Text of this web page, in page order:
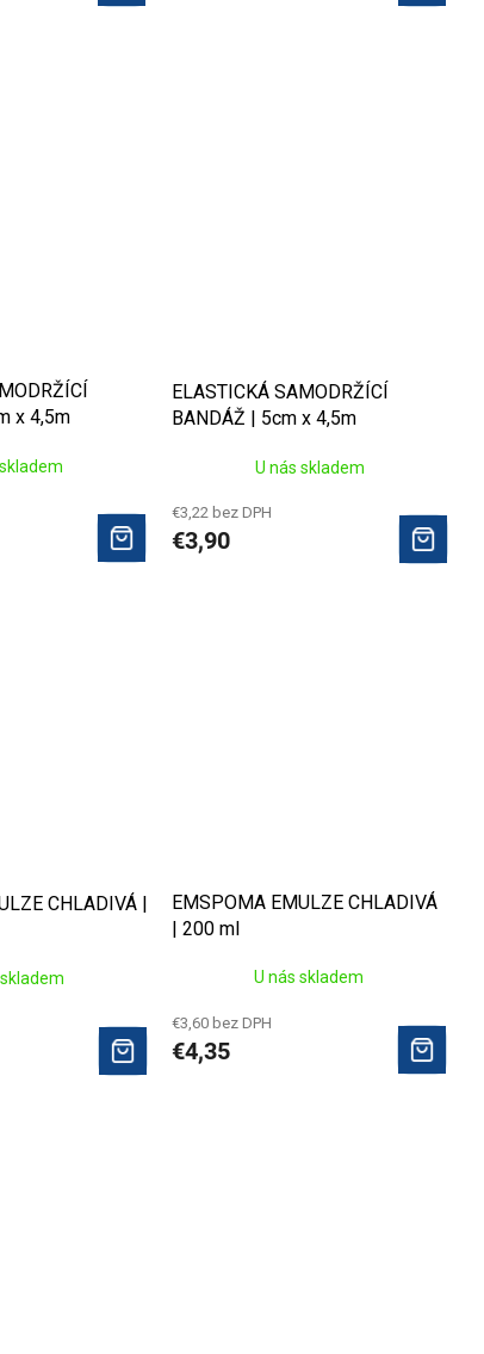
x 4,5m
ELASTICKÁ SAMODRŽÍCÍ
BANDÁŽ | 5cm x 4,5m
U nás skladem
€3,22 bez DPH
€3,90
CHLADIVÁ |
EMSPOMA EMULZE CHLADIVÁ
| 200 ml
U nás skladem
€3,60 bez DPH
€4,35